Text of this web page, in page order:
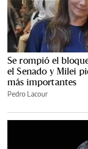
Se rompió el
el Senado y Milei
más importantes
Pedro Lacour